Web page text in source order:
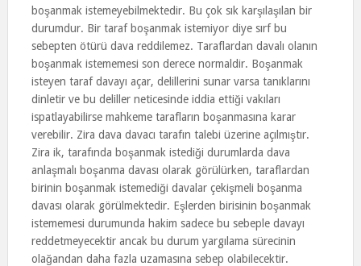
boşanmak istemeyebilmektedir. Bu çok sık karşılaşılan bir
durumdur. Bir taraf boşanmak istemiyor diye sırf bu
sebepten ötürü dava reddilemez. Taraflardan davalı olanın
boşanmak istememesi son derece normaldir. Boşanmak
isteyen taraf davayı açar, delillerini sunar varsa tanıklarını
dinletir ve bu deliller neticesinde iddia ettiği vakıları
ispatlayabilirse mahkeme tarafların boşanmasına karar
verebilir. Zira dava davacı tarafın talebi üzerine açılmıştır.
Zira ik, tarafında boşanmak istediği durumlarda dava
anlaşmalı boşanma davası olarak görülürken, taraflardan
birinin boşanmak istemediği davalar çekişmeli boşanma
davası olarak görülmektedir. Eşlerden birisinin boşanmak
istememesi durumunda hakim sadece bu sebeple davayı
reddetmeyecektir ancak bu durum yargılama sürecinin
olağandan daha fazla uzamasına sebep olabilecektir.